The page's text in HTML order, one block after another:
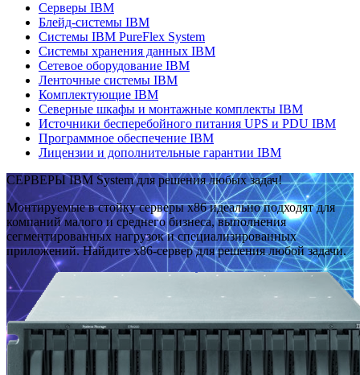
Серверы IBM
Блейд-системы IBM
Системы IBM PureFlex System
Системы хранения данных IBM
Сетевое оборудование IBM
Ленточные системы IBM
Комплектующие IBM
Северные шкафы и монтажные комплекты IBM
Источники бесперебойного питания UPS и PDU IBM
Программное обеспечение IBM
Лицензии и дополнительные гарантии IBM
СЕРВЕРЫ IBM System для решения любых задач!
Монтируемые в стойку серверы x86 идеально подходят для
компаний малого и среднего бизнеса, выполнения
сегментированных нагрузок и специализированных
приложений. Найдите x86-сервер для решения любой задачи.